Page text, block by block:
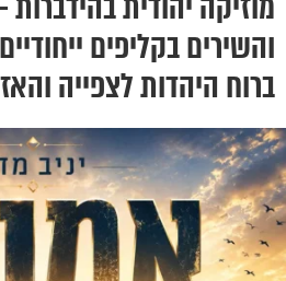
והשירים בקליפים
ברוח היהדות לצפייה